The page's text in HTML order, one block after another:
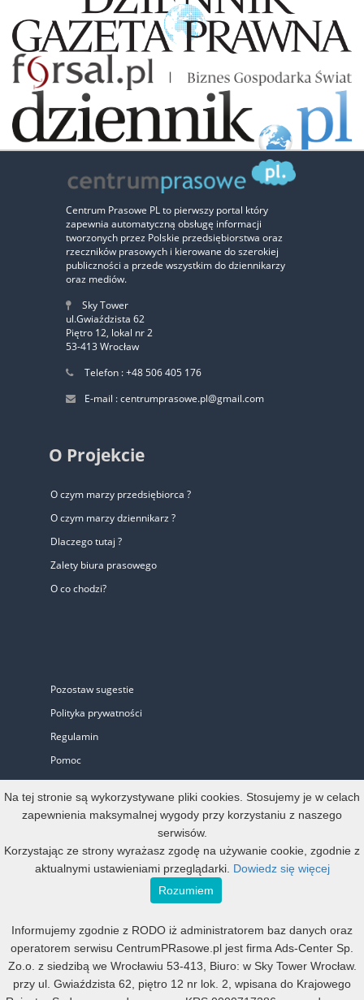
Zaufali nam:
Centrum Prasowe PL to pierwszy portal który
zapewnia automatyczną obsługę informacji
tworzonych przez Polskie przedsiębiorstwa oraz
rzeczników prasowych i kierowane do szerokiej
publiczności a przede wszystkim do dziennikarzy
oraz mediów.
Sky Tower
ul.Gwiaździsta 62
Piętro 12, lokal nr 2
53-413 Wrocław
Telefon : +48 506 405 176
E-mail : centrumprasowe.pl@gmail.com
O Projekcie
O czym marzy przedsiębiorca ?
O czym marzy dziennikarz ?
Dlaczego tutaj ?
Zalety biura prasowego
O co chodzi?
Pozostaw sugestie
Polityka prywatności
Regulamin
Pomoc
Biuro Prasowe
Oferta
Małe, średnie i duże
Mała agencja PR
Duża agencja PR
Na tej stronie są wykorzystywane pliki cookies. Stosujemy je w celach
zapewnienia maksymalnej wygody przy korzystaniu z naszego
serwisów.
Korzystając ze strony wyrażasz zgodę na używanie cookie, zgodnie z
aktualnymi ustawieniami przeglądarki. Dowiedz się więcej
Rozumiem
Informujemy zgodnie z RODO iż administratorem baz danych oraz
operatorem serwisu CentrumPRasowe.pl jest firma Ads-Center Sp.
Zo.o. z siedzibą we Wrocławiu 53-413, Biuro: w Sky Tower Wrocław.
przy ul. Gwiaździsta 62, piętro 12 nr lok. 2, wpisana do Krajowego